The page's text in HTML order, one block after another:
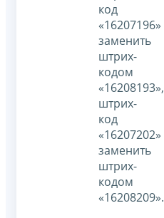
код
«16207196»
заменить
штрих-
кодом
«16208193»,
штрих-
код
«16207202»
заменить
штрих-
кодом
«16208209».